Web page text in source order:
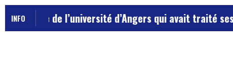
INFO
l’université d’Angers qui avait traité ses chefs de